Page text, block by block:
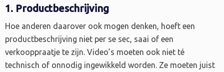
1. Productbeschrijving
Hoe anderen daarover ook mogen denken, hoeft een
productbeschrijving niet per se sec, saai of een
verkooppraatje te zijn. Video’s moeten ook niet té
technisch of onnodig ingewikkeld worden. Ze moeten juist